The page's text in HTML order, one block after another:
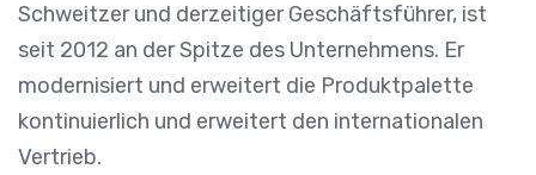
Schweitzer und derzeitiger Geschäftsführer, ist
seit 2012 an der Spitze des Unternehmens. Er
modernisiert und erweitert die Produktpalette
kontinuierlich und erweitert den internationalen
Vertrieb.